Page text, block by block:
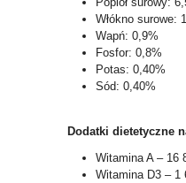
Włókno surowe:
Wapń: 0,9%
Fosfor: 0,8%
Potas: 0,40%
Sód: 0,40%
Dodatki dietetyczne
Witamina A – 16
Witamina D3 – 1